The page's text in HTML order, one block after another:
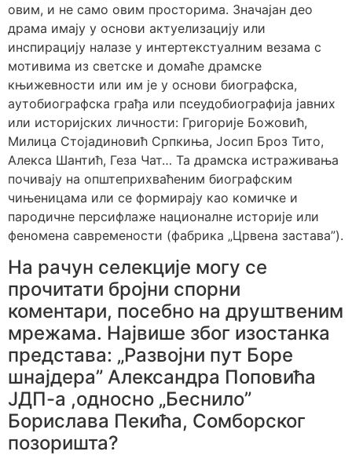
овим, и не само овим просторима. Значајан део
драма имају у основи актуелизацију или
инспирацију налазе у интертекстуалним везама с
мотивима из светске и домаће драмске
књижевности или им је у основи биографска,
аутобиографска грађа или псеудобиографија јавних
или историјских личности: Григорије Божовић,
Милица Стојадиновић Српкиња, Јосип Броз Тито,
Алекса Шантић, Геза Чат… Та драмска истраживања
почивају на општеприхваћеним биографским
чињеницама или се формирају као комичке и
пародичне персифлаже националне историје или
феномена савремености (фабрика „Црвена застава”).
На рачун селекције могу се
прочитати бројни спорни
коментари, посебно на друштвеним
мрежама. Највише због изостанка
представа: „Развојни пут Боре
шнајдера” Александра Поповића
ЈДП-а ,односно „Беснило”
Борислава Пекића, Сомборског
позоришта?